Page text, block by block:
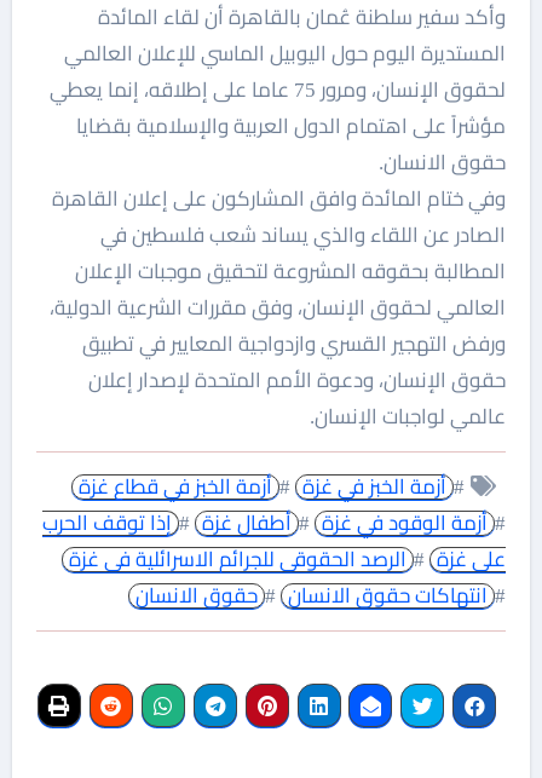
وأكد سفير سلطنة عُمان بالقاهرة أن لقاء المائدة
المستديرة اليوم حول اليوبيل الماسي للإعلان العالمي
لحقوق الإنسان، ومرور 75 عاما على إطلاقه، إنما يعطي
مؤشراً على اهتمام الدول العربية والإسلامية بقضايا
حقوق الانسان.
وفي ختام المائدة وافق المشاركون على إعلان القاهرة
الصادر عن اللقاء والذي يساند شعب فلسطين في
المطالبة بحقوقه المشروعة لتحقيق موجبات الإعلان
العالمي لحقوق الإنسان، وفق مقررات الشرعية الدولية،
ورفض التهجير القسري وازدواجية المعايير في تطبيق
حقوق الإنسان، ودعوة الأمم المتحدة لإصدار إعلان
عالمي لواجبات الإنسان.
# أزمة الخبز في غزة # أزمة الخبز في قطاع غزة
# أزمة الوقود في غزة # أطفال غزة # إذا توقف الحرب
على غزة #
الرصد الحقوقى للجرائم الاسرائلية فى غزة
#
انتهاكات حقوق الانسان # حقوق الانسان